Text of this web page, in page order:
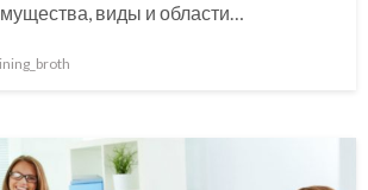
виды и области…